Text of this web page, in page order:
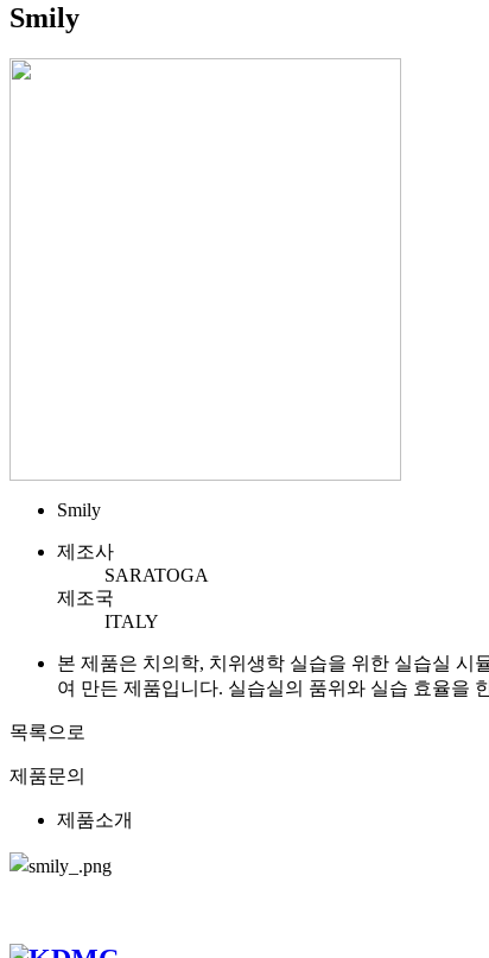
Smily
Smily
제조사
SARATOGA
제조국
ITALY
본 제품은 치의학, 치위생학 실습을 위한 실습실 시
여 만든 제품입니다. 실습실의 품위와 실습 효율을
목록으로
제품문의
제품소개